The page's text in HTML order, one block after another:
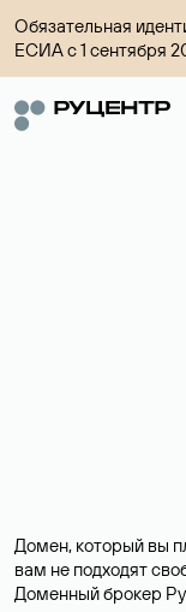
Обязательная
ЕСИА с 1 сентября
Домен, который вы
вам не подходят
Доменный брокер